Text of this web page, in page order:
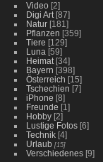
Video[2]
Digi Art[87]
Natur[181]
Pflanzen [359]
Tiere [129]
Luna [59]
Heimat[34]
Bayern [398]
Österreich [15]
Tschechien [7]
iPhone [8]
Freunde [1]
Hobby[2]
Lustige Fotos[6]
Technik[4]
Urlaub[15]
Verschiedenes[9]